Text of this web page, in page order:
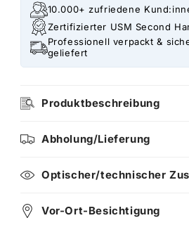
10.000+ zufriedene
Zertifizierter USM Second
Professionell verpackt &
geliefert
Produktbeschreibung
Abholung/Lieferung
Optischer/technischer
Vor-Ort-Besichtigung